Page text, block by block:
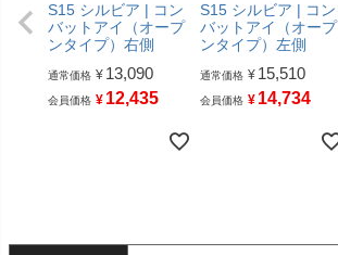
S15 シルビア | コン
バットアイ（オープ
ンタイプ）右側
通常価格 ¥ 13,090
会員価格 ¥ 12,435
S15 シルビア | コン
バットアイ（オープ
ンタイプ）左側
通常価格 ¥ 15,510
会員価格 ¥ 14,734